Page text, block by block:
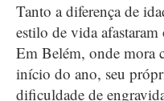
Tanto a diferença de
estilo de vida
Em Belém, onde
início do ano, seu
dificuldade de